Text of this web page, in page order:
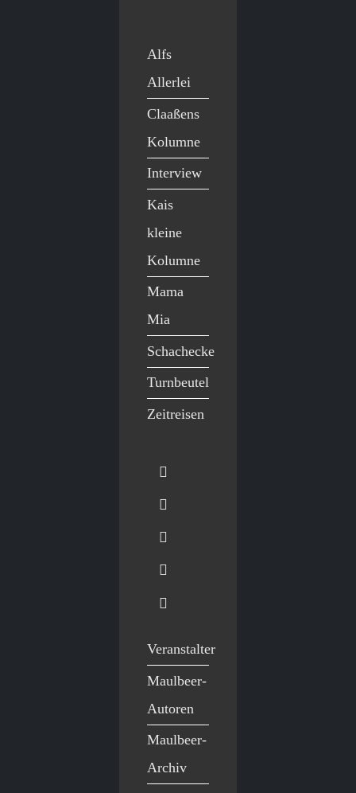
Alfs
Allerlei
Claaßens
Kolumne
Interview
Kais
kleine
Kolumne
Mama
Mia
Schachecke
Turnbeutel
Zeitreisen
Veranstalter
Maulbeer-
Autoren
Maulbeer-
Archiv